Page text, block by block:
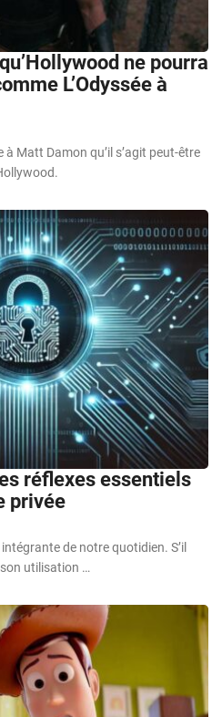
ne pourra
L’Odyssée à
à Matt Damon qu’il s’agit peut-être
réflexes essentiels
privée
de notre quotidien. S’il
utilisation …